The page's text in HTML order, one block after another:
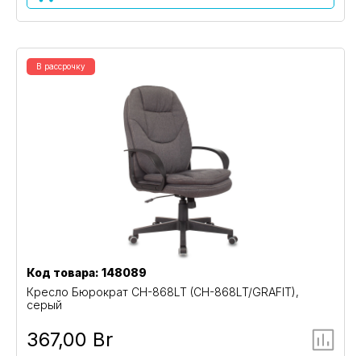
В рассрочку
Код товара: 148089
Кресло Бюрократ CH-868LT (CH-868LT/GRAFIT),
серый
367,00 Br